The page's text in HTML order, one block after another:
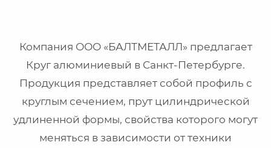
Компания ООО «БАЛТМЕТАЛЛ» предлагает
Круг алюминиевый в Санкт-Петербурге.
Продукция представляет собой профиль с
круглым сечением, прут цилиндрической
удлиненной формы, свойства которого могут
меняться в зависимости от техники